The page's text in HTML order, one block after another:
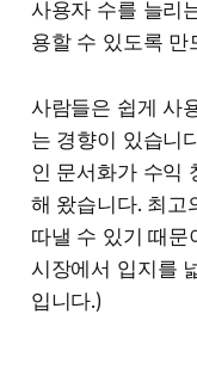
사용자 수를 늘리
용할 수 있도록 만
사람들은 쉽게 사
는 경향이 있습니
인 문서화가 수익
해 왔습니다. 최고
따낼 수 있기 때문
시장에서 입지를
입니다.)